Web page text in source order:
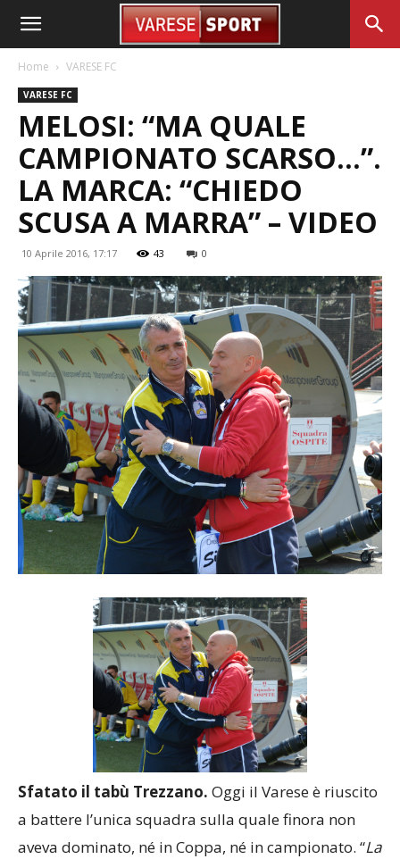
Home VARESE FC
VARESE FC
MELOSI: “MA QUALE
CAMPIONATO SCARSO…”.
LA MARCA: “CHIEDO
SCUSA A MARRA” – VIDEO
10 Aprile 2016, 17:17 43 0
Sfatato il tabù Trezzano. Oggi il Varese è riuscito
a battere l’unica squadra sulla quale finora non
aveva dominato, né in Coppa, né in campionato. “La